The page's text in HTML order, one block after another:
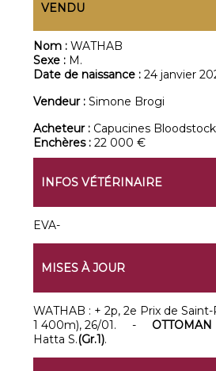
VENDU
Nom :WATHAB
Sexe : M.
Date de naissance :24 janvier
Vendeur :Simone Brogi
Acheteur : Capucines Bloodstock
Enchères :22 000 €
INFOS VÉTÉRINAIRE
EVA-
MISES À JOUR
WATHAB : + 2p, 2e Prix de
1 400m), 26/01. - OTTOMAN
Hatta S.(Gr.1).